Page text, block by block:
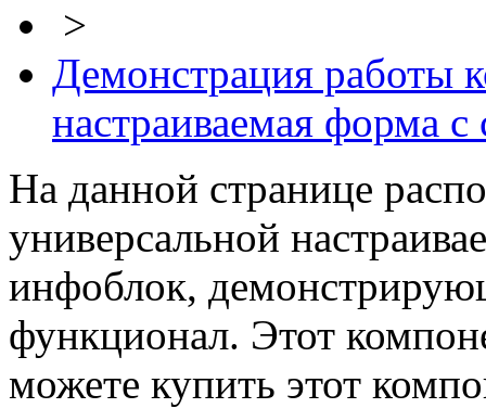
>
Демонстрация работы
настраиваемая форма
На данной странице
универсальной
инфоблок,
функционал. Этот
можете купить этот